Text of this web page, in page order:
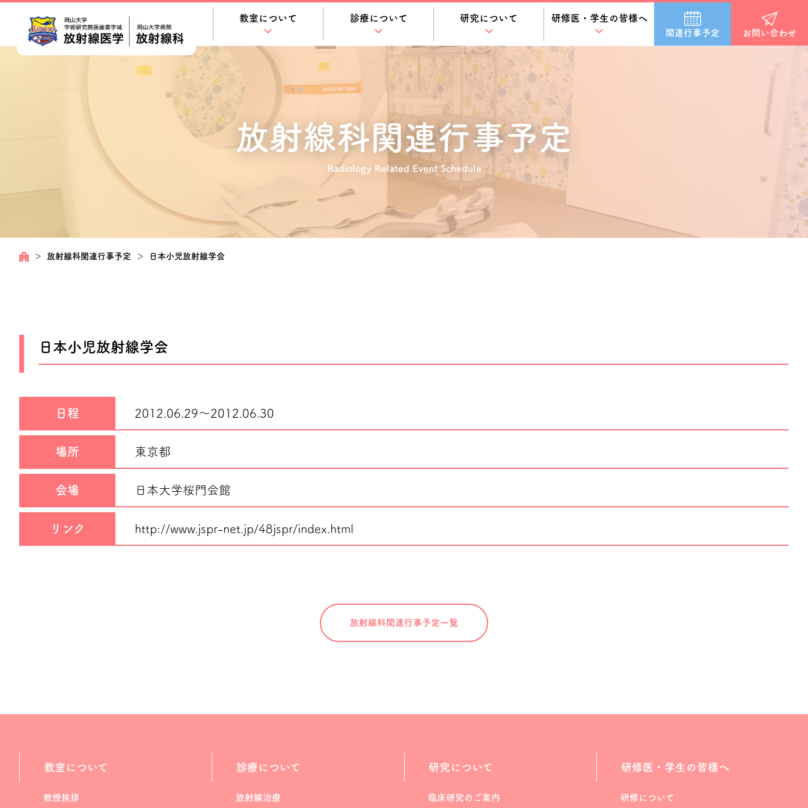
教室について 診療について 研究について 研修医・学生の皆様へ
関連行事予定 お問い合わせ
放射線科関連行事予定
Radiology Related Event Schedule
＞ 放射線科関連行事予定 ＞ 日本小児放射線学会
日本小児放射線学会
日程 2012.06.29～2012.06.30
場所 東京都
会場 日本大学桜門会館
リンク http://www.jspr-net.jp/48jspr/index.html
放射線科関連行事予定一覧
教室について
教授挨拶
診療について
放射線治療
研究について
臨床研究のご案内
研修医・学生の皆様へ
研修について